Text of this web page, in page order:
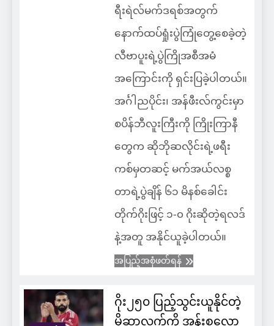
ရီးရဲလ်မက်ဒရစ်အတွက်
နောက်ထပ်ရှုံးပွဲကြုံတွေ့စေခဲ့တဲ့
လီဗာပူးရဲ့ပွဲကြိုအစီအမံ
အကြောင်းကို ရှင်းပြခဲ့ပါတယ်။
အင်္ဂါညပိုင်း၊ အန်ဖီးလ်ကွင်းမှာ
စပိန်ဘီလူးကြီးကို ကြိုးကြာနီ
တွေက ဆိုဘိုဆလိုင်းရဲ့ဖရီး
ကစ်မှတဆင့် မက်အယ်လစ္စ
တာရဲ့ပွဲချိန် ၆၁ မိနစ်ခေါင်း
တိုက်ဂိုးဖြင့် ၁-၀ ဂိုးဆိုတဲ့ရလဒ်
နဲ့အတူ အနိုင်ယူခဲ့ပါတယ်။
အပြည့်အစုံဖတ်ရန်
ဂိုး၂၅၀ ပြည့်သွင်းယူနိုင်တဲ့
မိုဆာလက်ကို အန်းစလော့